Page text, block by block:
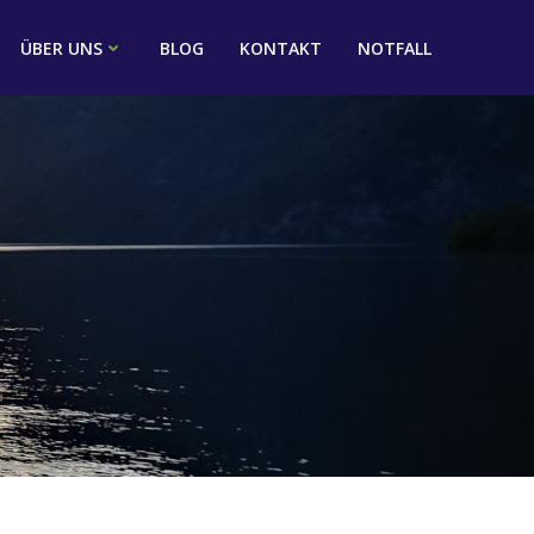
ÜBER UNS BLOG KONTAKT NOTFALL